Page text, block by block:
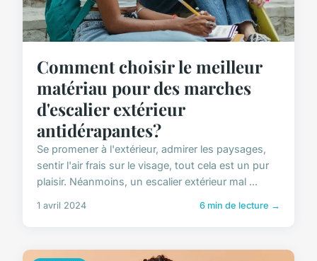
Comment choisir le meilleur
matériau pour des marches
d'escalier extérieur
antidérapantes?
Se promener à l'extérieur, admirer les paysages,
sentir l'air frais sur le visage, tout cela est un pur
plaisir. Néanmoins, un escalier extérieur mal ...
1 avril 2024 6 min de lecture →